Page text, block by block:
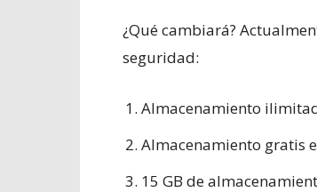
¿Qué cambiará?
seguridad:
Almacenamiento
Almacenamiento gratis
15 GB de